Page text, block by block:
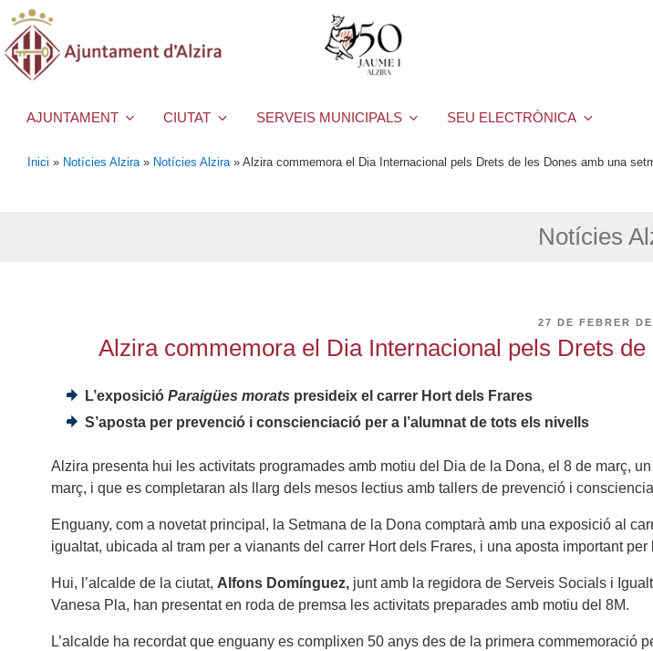
AJUNTAMENT CIUTAT SERVEIS MUNICIPALS SEU ELECTRÒNICA
Inici » Notícies Alzira » Notícies Alzira » Alzira commemora el Dia Internacional pels Drets de les Dones amb una
Notícies
PUBLICAT
27 DE FEBRER
Alzira commemora el Dia Internacional pels Drets
L’exposicióParaigües morats presideix el carrer Hort dels Frares
S’aposta per prevenció i conscienciació per a l’alumnat de tots els nivells
Alzira presenta hui les activitats programades amb motiu del Dia de la Dona, el 8 de març,
març, i que es completaran als llarg dels mesos lectius amb tallers de prevenció i
Enguany, com a novetat principal, la Setmana de la Dona comptarà amb una exposició al
igualtat, ubicada al tram per a vianants del carrer Hort dels Frares, i una aposta important
Hui, l’alcalde de la ciutat, Alfons Domínguez,junt amb la regidora de Serveis Socials i
Vanesa Pla, han presentat en roda de premsa les activitats preparades amb motiu del 8M.
L’alcalde ha recordat que enguany es complixen 50 anys des de la primera commemoració